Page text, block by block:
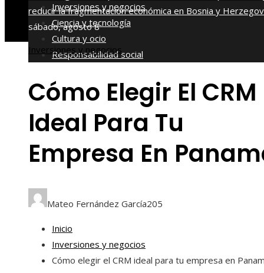
reducir la fragmentación económica en Bosnia y
sábado, agosto 8
Inversiones y negocios
Ciencia y tecnología
Cultura y ocio
Responsabilidad social
Inversiones y negocios
Cómo Elegir El CRM
Ideal Para Tu
Empresa En
Mateo Fernández García205
Inicio
Inversiones y negocios
Cómo elegir el CRM ideal para tu empresa en